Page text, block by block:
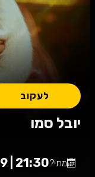
יובל סמו
לעקוב
מתי?21:30 | 03.09